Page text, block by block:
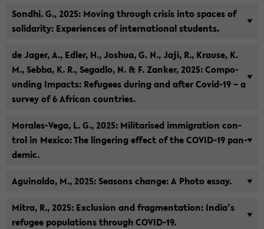
Sondhi. G., 2025: Mo­ving th­rough cri­sis into spaces of
so­li­da­ri­ty: Ex­pe­ri­en­ces of in­ter­na­tio­nal stu­dents.
de Jager, A., Edler, H., Jo­shua, G. N., Jaji, R., Krau­se, K.
M., Sebba, K. R., Se­g­ad­lo, N. & F. Zan­ker, 2025: Com­po­
un­ding Im­pacts: Re­fu­gees du­ring and after Covid-​19 – a
sur­vey of 6 Af­ri­can coun­tries.
Morales-​Vega, L. G., 2025: Mi­li­ta­ri­sed im­mi­gra­ti­on con­
trol in Me­xi­co: The lin­ge­ring ef­fect of the COVID-​19 pan­
de­mic.
Agui­nal­do, M., 2025: Se­a­sons chan­ge: A Photo essay.
Mitra, R., 2025: Ex­clu­si­on and frag­men­ta­ti­on: India’s
re­fu­gee po­pu­la­ti­ons th­rough COVID-​19.